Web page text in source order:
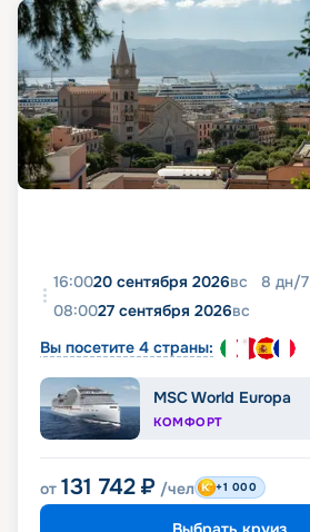
16:0020 сентября 2026вс 8 дн/7
08:0027 сентября 2026вс
Вы посетите 4 страны:
MSC World Europa
КОМФОРТ
от 131 742 ₽ /чел +1 000